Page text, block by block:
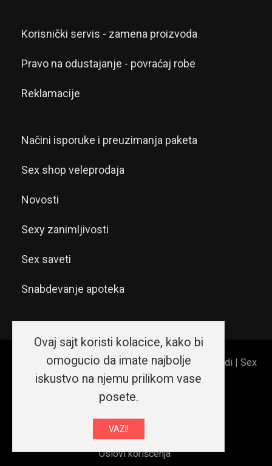
Korisnički servis - zamena proizvoda
Pravo na odustajanje - povraćaj robe
Reklamacije
Načini isporuke i preuzimanja paketa
Sex shop veleprodaja
Novosti
Sexy zanimljivosti
Sex saveti
Snabdevanje apoteka
© 2026 Sex shop Beograd | Erotic shop Srećni ljudi | Sex
shop Srbija. Sva prava zadržana.
O nama
Izjava o privatnosti i sigurnosti podataka
Uslovi korišćenja
Ovaj sajt koristi kolacice, kako bi
omogucio da imate najbolje
iskustvo na njemu prilikom vase
posete.
VAZI!